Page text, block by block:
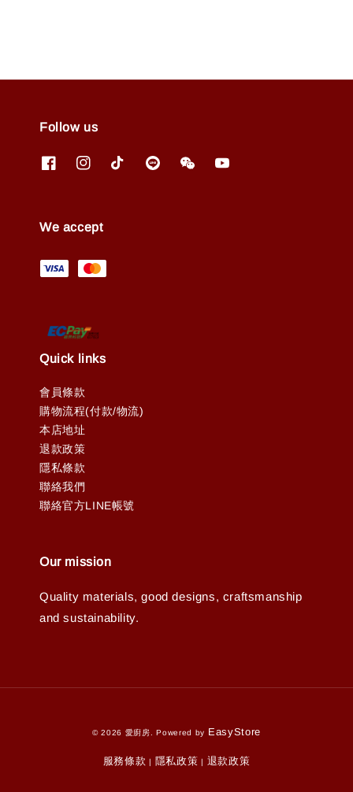
Follow us
We accept
Quick links
會員條款
購物流程(付款/物流)
本店地址
退款政策
隱私條款
聯絡我們
聯絡官方LINE帳號
Our mission
Quality materials, good designs, craftsmanship
and sustainability.
© 2026 愛廚房. Powered by EasyStore
服務條款 | 隱私政策 | 退款政策